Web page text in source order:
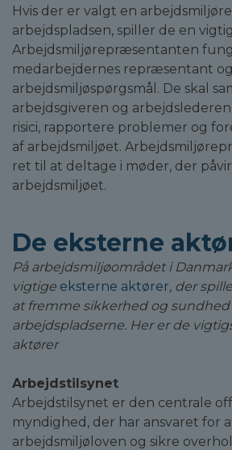
Hvis der er valgt en
arbejdspladsen, spiller de en
Arbejdsmiljørepræsentanten
medarbejdernes repræsentant
arbejdsmiljøspørgsmål. De skal
arbejdsgiveren og
risici, rapportere problemer og
af arbejdsmiljøet.
ret til at deltage i møder, der
arbejdsmiljøet.
De eksterne
På arbejdsmiljøområdet i
vigtige eksterne aktører, der
at fremme sikkerhed og sundhed
arbejdspladserne. Her er de
aktører
Arbejdstilsynet
Arbejdstilsynet er den centrale
myndighed, der har ansvaret for
arbejdsmiljøloven og sikre